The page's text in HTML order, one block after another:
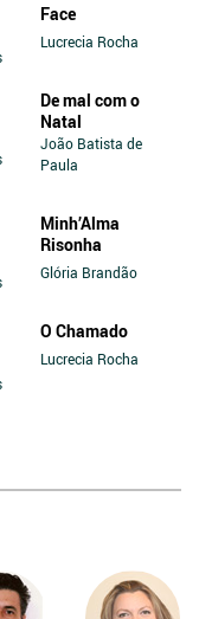
Face
Lucrecia Rocha
De mal com o
Natal
João Batista de
Paula
Minh’Alma
Risonha
Glória Brandão
O Chamado
Lucrecia Rocha